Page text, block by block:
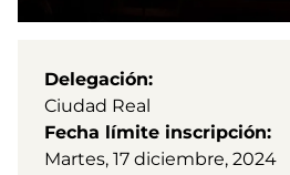
Delegación
Ciudad Real
Fecha límite inscripción
Martes, 17 diciembre, 2024